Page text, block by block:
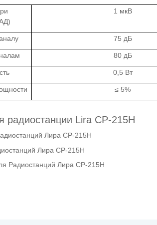
1 мкВ
75 дБ
80 дБ
0,5 Вт
≤ 5%
радиостанции Lira CP-215H
Лира CP-215H
Лира CP-215H
Радиостанций Лира CP-215H